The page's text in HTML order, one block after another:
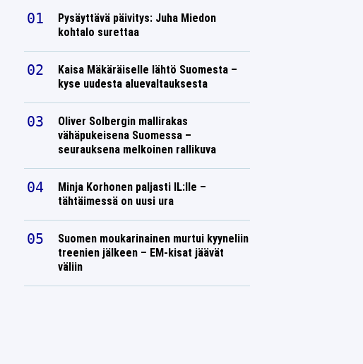
Pysäyttävä päivitys: Juha Miedon
kohtalo surettaa
Kaisa Mäkäräiselle lähtö Suomesta –
kyse uudesta aluevaltauksesta
Oliver Solbergin mallirakas
vähäpukeisena Suomessa –
seurauksena melkoinen rallikuva
Minja Korhonen paljasti IL:lle –
tähtäimessä on uusi ura
Suomen moukarinainen murtui kyyneliin
treenien jälkeen – EM-kisat jäävät
väliin